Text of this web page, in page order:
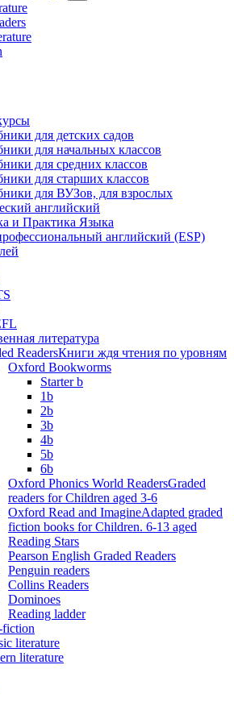
для детских садов
для начальных классов
для средних классов
для старших классов
для ВУЗов, для взрослых
английский
и Практика Языка
английский (ESP)
литература
ReadersКниги ждя чтения по уровням
Oxford Bookworms
Starter b
1b
2b
3b
4b
5b
6b
Oxford Phonics World ReadersGraded
readers for Children aged 3-6
Oxford Read and ImagineAdapted graded
fiction books for Children. 6-13 aged
Reading Stars
Pearson English Graded Readers
Penguin readers
Collins Readers
Dominoes
Reading ladder
literature
literature